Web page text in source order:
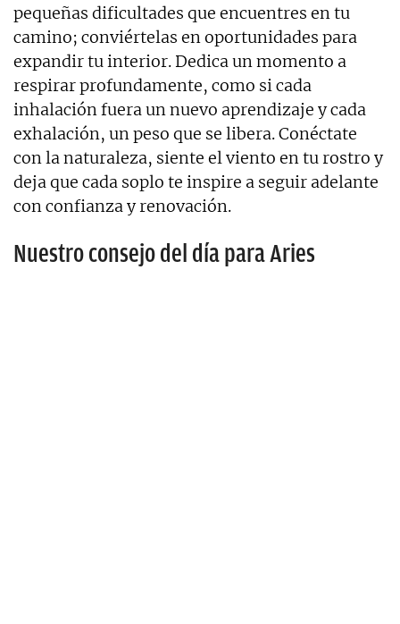
pequeñas dificultades que encuentres en tu
camino; conviértelas en oportunidades para
expandir tu interior. Dedica un momento a
respirar profundamente, como si cada
inhalación fuera un nuevo aprendizaje y cada
exhalación, un peso que se libera. Conéctate
con la naturaleza, siente el viento en tu rostro y
deja que cada soplo te inspire a seguir adelante
con confianza y renovación.
Nuestro consejo del día para Aries